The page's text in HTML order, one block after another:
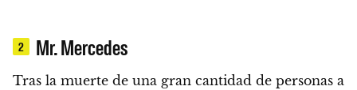
2 Mr. Mercedes
Tras la muerte de una gran cantidad de personas a